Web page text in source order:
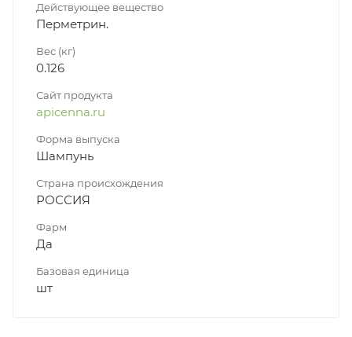
Действующее вещество
Перметрин.
Вес (кг)
0.126
Сайт продукта
apicenna.ru
Форма выпуска
Шампунь
Страна происхождения
РОССИЯ
Фарм
Да
Базовая единица
шт